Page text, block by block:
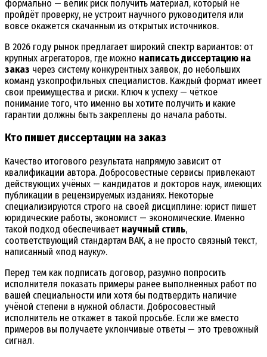
формально — велик риск получить материал, который не
пройдёт проверку, не устроит научного руководителя или
вовсе окажется скачанным из открытых источников.
В 2026 году рынок предлагает широкий спектр вариантов: от
крупных агрегаторов, где можно написать диссертацию на
заказ через систему конкурентных заявок, до небольших
команд узкопрофильных специалистов. Каждый формат имеет
свои преимущества и риски. Ключ к успеху — чёткое
понимание того, что именно вы хотите получить и какие
гарантии должны быть закреплены до начала работы.
Кто пишет диссертации на заказ
Качество итогового результата напрямую зависит от
квалификации автора. Добросовестные сервисы привлекают
действующих учёных — кандидатов и докторов наук, имеющих
публикации в рецензируемых изданиях. Некоторые
специализируются строго на своей дисциплине: юрист пишет
юридические работы, экономист — экономические. Именно
такой подход обеспечивает научный стиль,
соответствующий стандартам ВАК, а не просто связный текст,
написанный «под науку».
Перед тем как подписать договор, разумно попросить
исполнителя показать примеры ранее выполненных работ по
вашей специальности или хотя бы подтвердить наличие
учёной степени в нужной области. Добросовестный
исполнитель не откажет в такой просьбе. Если же вместо
примеров вы получаете уклончивые ответы — это тревожный
сигнал.